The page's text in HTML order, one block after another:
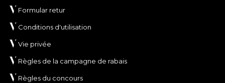
Formular retur
Conditions d'utilisation
Vie privée
Règles de la campagne de rabais
Règles du concours